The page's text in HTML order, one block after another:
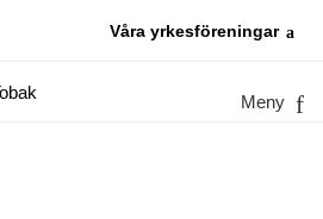
Våra yrkesföreningar
Meny